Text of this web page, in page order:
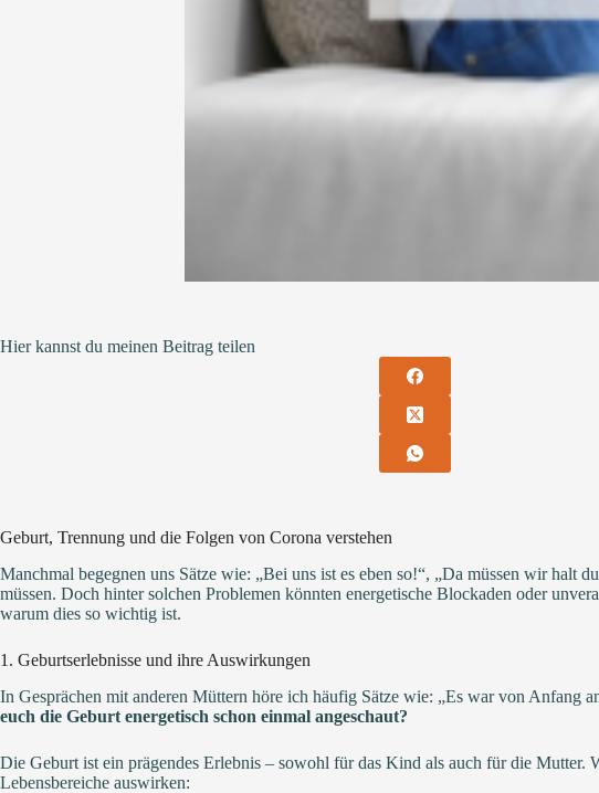
Hier kannst du meinen Beitrag teilen
Geburt, Trennung und die Folgen von Corona verstehen
Manchmal begegnen uns Sätze wie: „Bei uns ist es eben so!“, „Da müssen wir halt
müssen. Doch hinter solchen Problemen könnten energetische Blockaden oder
warum dies so wichtig ist.
1. Geburtserlebnisse und ihre Auswirkungen
In Gesprächen mit anderen Müttern höre ich häufig Sätze wie: „Es war von Anfang
euch die Geburt energetisch schon einmal angeschaut?
Die Geburt ist ein prägendes Erlebnis – sowohl für das Kind als auch für die Mutter.
Lebensbereiche auswirken: